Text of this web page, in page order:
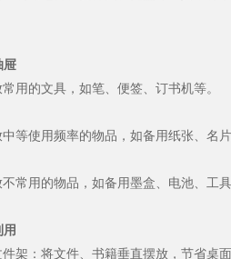
屉
用的文具，如笔、便签、订书机等。
等使用频率的物品，如备用纸张、名片
常用的物品，如备用墨盒、电池、工具
用
架：将文件、书籍垂直摆放，节省桌面